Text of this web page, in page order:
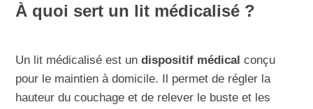
À quoi sert un lit médicalisé ?
Un lit médicalisé est undispositif médical conçu
pour le maintien à domicile. Il permet de régler la
hauteur du couchage et de relever le buste et les